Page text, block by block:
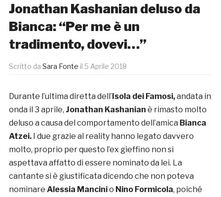
Jonathan Kashanian deluso da
Bianca: “Per me è un
tradimento, dovevi…”
Scritto da Sara Fonte il 5 Aprile 2018
Durante l’ultima diretta dell’Isola dei Famosi,andata in
onda il 3 aprile, Jonathan Kashanian è rimasto molto
deluso a causa del comportamento dell’amica Bianca
Atzei. I due grazie al reality hanno legato davvero
molto, proprio per questo l’ex gieffino non si
aspettava affatto di essere nominato da lei. La
cantante si è giustificata dicendo che non poteva
nominare Alessia Mancinio Nino Formicola, poiché